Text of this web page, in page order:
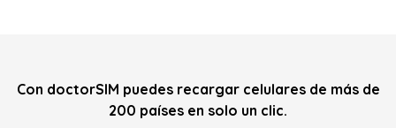
Con doctorSIM puedes recargar celulares de más de
200 países en solo un clic.